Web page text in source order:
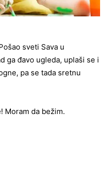
sveti Sava u
ga đavo ugleda, uplaši se i
pa se tada sretnu
Moram da bežim.